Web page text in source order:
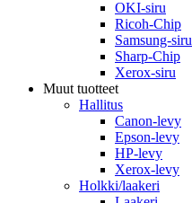
OKI-siru
Ricoh-Chip
Samsung-siru
Sharp-Chip
Xerox-siru
Muut tuotteet
Hallitus
Canon-levy
Epson-levy
HP-levy
Xerox-levy
Holkki/laakeri